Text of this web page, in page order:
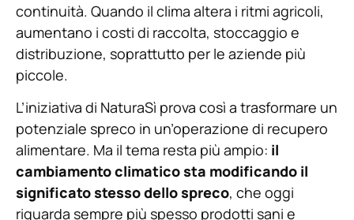
continuità. Quando il clima altera i ritmi agricoli,
aumentano i costi di raccolta, stoccaggio e
distribuzione, soprattutto per le aziende più
piccole.
L’iniziativa di NaturaSì prova così a trasformare un
potenziale spreco in un’operazione di recupero
alimentare. Ma il tema resta più ampio: il
cambiamento climatico sta modificando il
significato stesso dello spreco, che oggi
riguarda sempre più spesso prodotti sani e